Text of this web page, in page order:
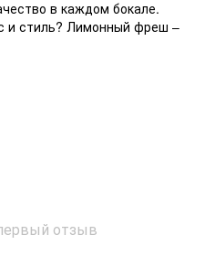
в каждом бокале.
и стиль? Лимонный фреш –
отзыв